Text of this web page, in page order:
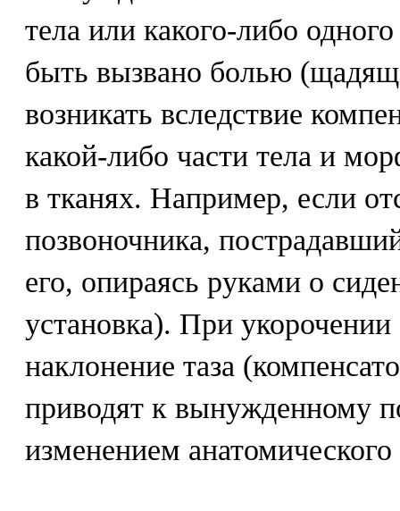
тела или какого-либо
быть вызвано болью
возникать вследствие
какой-либо части тела и
в тканях. Например, если
позвоночника,
его, опираясь руками о
установка). При
наклонение таза
приводят к вынужденному
изменением